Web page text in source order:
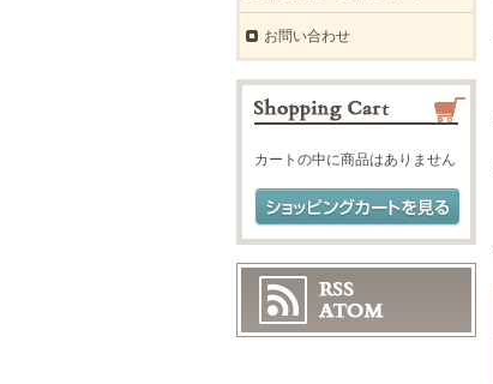
お問い合わせ
カートの中に商品はありません